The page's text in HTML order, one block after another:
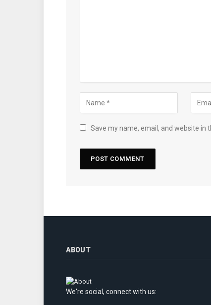
Save my name, email, and website in
ABOUT
We're social, connect with us: